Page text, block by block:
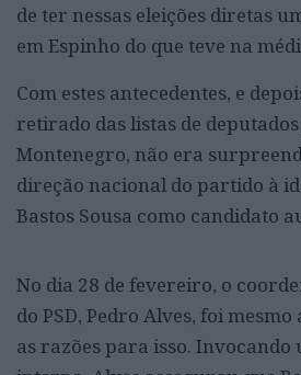
de ter nessas eleições diretas
em Espinho do que teve na
Com estes antecedentes, e
retirado das listas de
Montenegro, não era
direção nacional do partido à
Bastos Sousa como candidato
No dia 28 de fevereiro, o
do PSD, Pedro Alves, foi
as razões para isso. Invocando